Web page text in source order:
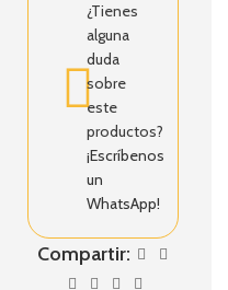
¿Tienes
alguna
duda
sobre
este
productos?
¡Escríbenos
un
WhatsApp!
Compartir: